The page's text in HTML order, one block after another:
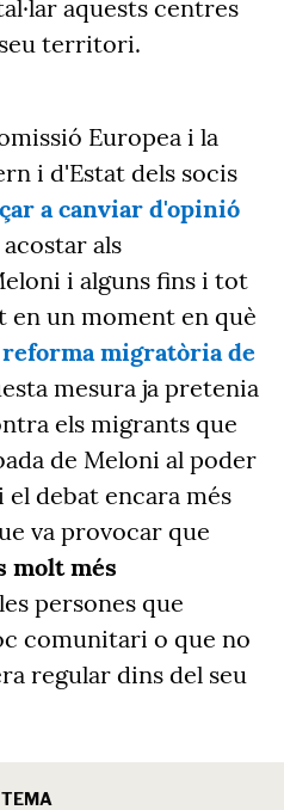
aquests centres
territori.
Europea i la
i d'Estat dels socis
a canviar d'opinió
acostar als
i alguns fins i tot
en un moment en què
migratòria de
mesura ja pretenia
els migrants que
de Meloni al poder
el debat encara més
va provocar que
molt més
persones que
comunitari o que no
regular dins del seu